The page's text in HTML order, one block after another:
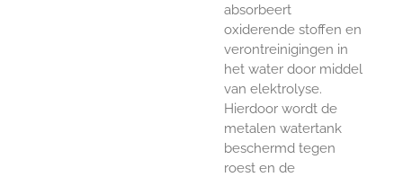
absorbeert
oxiderende stoffen en
verontreinigingen in
het water door middel
van elektrolyse.
Hierdoor wordt de
metalen watertank
beschermd tegen
roest en de